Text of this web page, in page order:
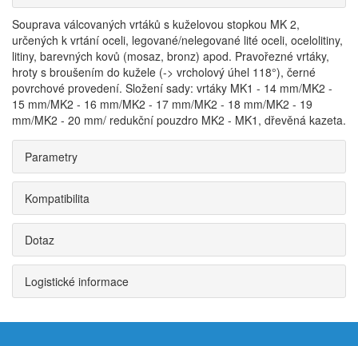
Souprava válcovaných vrtáků s kuželovou stopkou MK 2,
určených k vrtání oceli, legované/nelegované lité oceli, ocelolitiny,
litiny, barevných kovů (mosaz, bronz) apod. Pravořezné vrtáky,
hroty s broušením do kužele (-> vrcholový úhel 118°), černé
povrchové provedení. Složení sady: vrtáky MK1 - 14 mm/MK2 -
15 mm/MK2 - 16 mm/MK2 - 17 mm/MK2 - 18 mm/MK2 - 19
mm/MK2 - 20 mm/ redukční pouzdro MK2 - MK1, dřevěná kazeta.
Parametry
Kompatibilita
Dotaz
Logistické informace